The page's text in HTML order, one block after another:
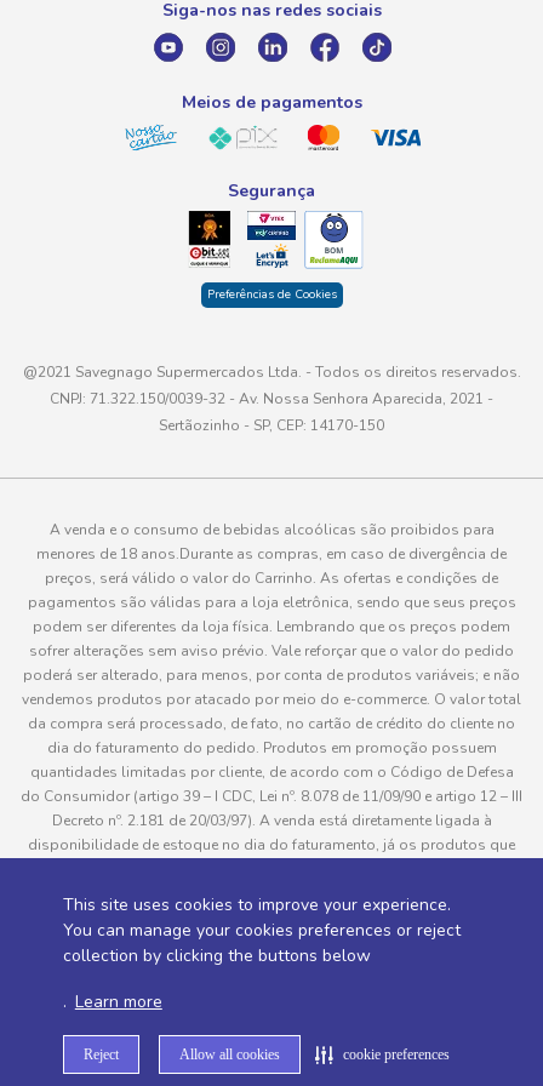
This site uses cookies to improve your experience.
You can manage your cookies preferences or reject
collection by clicking the buttons below
. Learn more
Reject Allow all cookies cookie preferences
atendimento@savegnago.com.br
Siga-nos nas redes sociais
Meios de pagamentos
Segurança
Preferências de Cookies
@2021 Savegnago Supermercados Ltda. - Todos os direitos reservados.
CNPJ: 71.322.150/0039-32 - Av. Nossa Senhora Aparecida, 2021 -
Sertãozinho - SP, CEP: 14170-150
A venda e o consumo de bebidas alcoólicas são proibidos para
menores de 18 anos.Durante as compras, em caso de divergência de
preços, será válido o valor do Carrinho. As ofertas e condições de
pagamentos são válidas para a loja eletrônica, sendo que seus preços
podem ser diferentes da loja física. Lembrando que os preços podem
sofrer alterações sem aviso prévio. Vale reforçar que o valor do pedido
poderá ser alterado, para menos, por conta de produtos variáveis; e não
vendemos produtos por atacado por meio do e-commerce. O valor total
da compra será processado, de fato, no cartão de crédito do cliente no
dia do faturamento do pedido. Produtos em promoção possuem
quantidades limitadas por cliente, de acordo com o Código de Defesa
do Consumidor (artigo 39 – I CDC, Lei nº. 8.078 de 11/09/90 e artigo 12 – III
Decreto nº. 2.181 de 20/03/97). A venda está diretamente ligada à
disponibilidade de estoque no dia do faturamento, já os produtos que
pedido do cliente, este não será entregue e o valor do item não será
cobrado. As fotos dos produtos no site são ilustrativas, podendo haver
divergência com o produto real e todos os pedidos estão sujeitos à
consultadas em “Política de Entregas”
Desenvolvido por